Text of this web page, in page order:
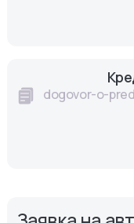
dogovor-o-